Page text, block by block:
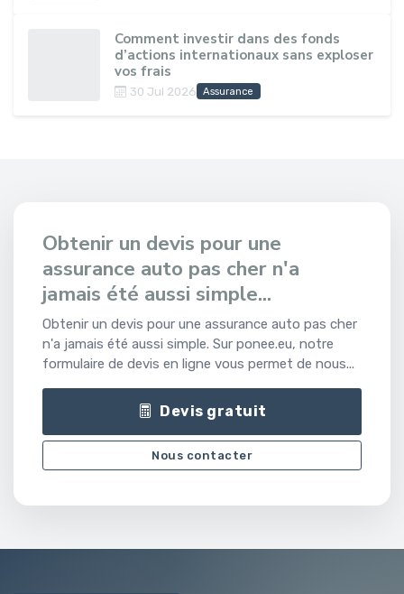
Comment investir dans des fonds
d’actions internationaux sans exploser
vos frais
30 Jul 2026 Assurance
Obtenir un devis pour une
assurance auto pas cher n'a
jamais été aussi simple...
Obtenir un devis pour une assurance auto pas cher
n'a jamais été aussi simple. Sur ponee.eu, notre
formulaire de devis en ligne vous permet de nous...
Devis gratuit
Nous contacter